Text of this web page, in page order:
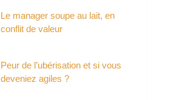
Le manager soupe au lait, en
conflit de valeur
Peur de l’ubérisation et si vous
deveniez agiles ?